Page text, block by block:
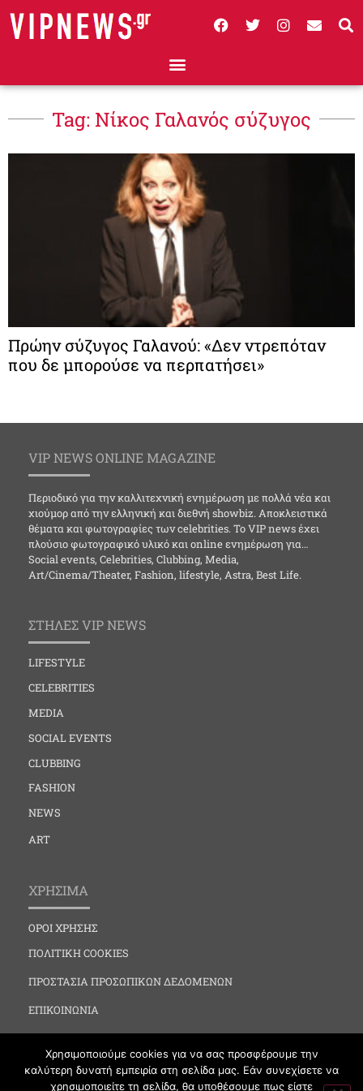
Tag: Νίκος Γαλανός σύζυγος
Πρώην σύζυγος Γαλανού: «Δεν ντρεπόταν
που δε μπορούσε να περπατήσει»
VIP NEWS ONLINE MAGAZINE
Περιοδικό για την καλλιτεχνική ενημέρωση με πολλά νέα και
χιούμορ από την ελληνική και διεθνή showbiz. Αποκλειστικά
θέματα και φωτογραφίες των celebrities. Το VIP news έχει
πλούσιο φωτογραφικό υλικό και online ενημέρωση για…
Social events, Celebrities, Clubbing, Media,
Art/Cinema/Theater, Fashion, lifestyle, Astra, Best Life.
ΣΤΗΛΕΣ VIP NEWS
LIFESTYLE
CELEBRITIES
MEDIA
SOCIAL EVENTS
CLUBBING
FASHION
NEWS
ART
ΧΡΗΣΙΜΑ
ΟΡΟΙ ΧΡΗΣΗΣ
ΠΟΛΙΤΙΚΗ COOKIES
ΠΡΟΣΤΑΣΙΑ ΠΡΟΣΩΠΙΚΩΝ ΔΕΔΟΜΕΝΩΝ
ΕΠΙΚΟΙΝΩΝΙΑ
Χρησιμοποιούμε cookies για να σας προσφέρουμε την
καλύτερη δυνατή εμπειρία στη σελίδα μας. Εάν συνεχίσετε να
χρησιμοποιείτε τη σελίδα, θα υποθέσουμε πως είστε